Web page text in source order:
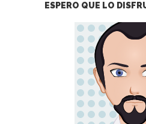
ESPERO QUE LO